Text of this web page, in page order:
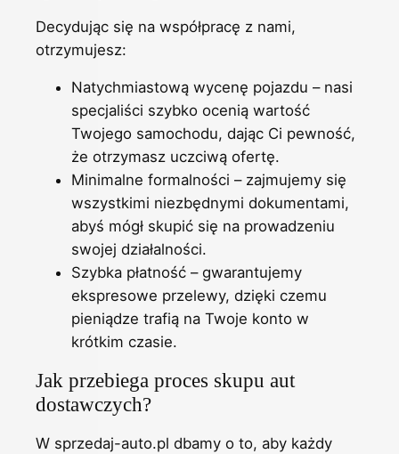
Decydując się na współpracę z nami,
otrzymujesz:
Natychmiastową wycenę pojazdu – nasi
specjaliści szybko ocenią wartość
Twojego samochodu, dając Ci pewność,
że otrzymasz uczciwą ofertę.
Minimalne formalności – zajmujemy się
wszystkimi niezbędnymi dokumentami,
abyś mógł skupić się na prowadzeniu
swojej działalności.
Szybka płatność – gwarantujemy
ekspresowe przelewy, dzięki czemu
pieniądze trafią na Twoje konto w
krótkim czasie.
Jak przebiega proces skupu aut
dostawczych?
W sprzedaj-auto.pl dbamy o to, aby każdy